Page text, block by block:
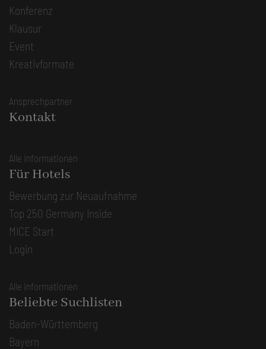
Konferenz
Klausur
Event
Kreativformate
Ansprechpartner
Kontakt
Alle Informationen
Für Hotels
Bewerbung zur Neuaufnahme
Top 250 Germany Inside
MICE Start
Login
Alle Informationen
Beliebte Suchlisten
Baden-Württemberg
Bayern